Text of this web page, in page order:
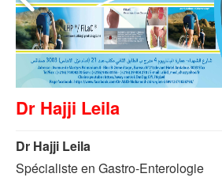
Dr Hajji Leila
Dr Hajji Leila
Spécialiste en Gastro-Enterologie